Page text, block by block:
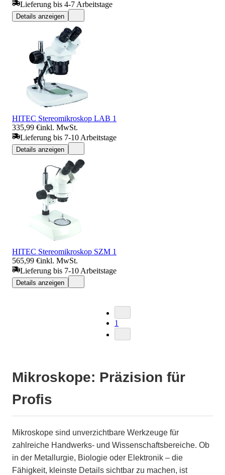
Lieferung bis 4-7 Arbeitstage
Details anzeigen
HITEC Stereomikroskop LAB 1
335,99 €inkl. MwSt.
Lieferung bis 7-10 Arbeitstage
Details anzeigen
HITEC Stereomikroskop SZM 1
565,99 €inkl. MwSt.
Lieferung bis 7-10 Arbeitstage
Details anzeigen
1
Mikroskope: Präzision für
Profis
Mikroskope sind unverzichtbare Werkzeuge für
zahlreiche Handwerks- und Wissenschaftsbereiche. Ob
in der Metallurgie, Biologie oder Elektronik – die
Fähigkeit, kleinste Details sichtbar zu machen, ist